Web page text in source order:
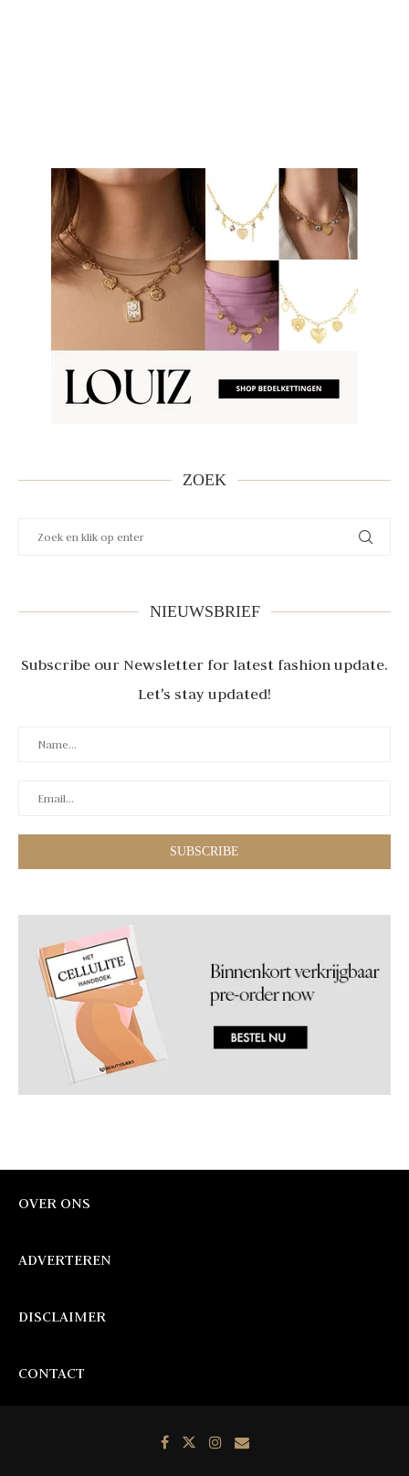
ZOEK
NIEUWSBRIEF
Subscribe our Newsletter for latest fashion update.
Let's stay updated!
OVER ONS
ADVERTEREN
DISCLAIMER
CONTACT